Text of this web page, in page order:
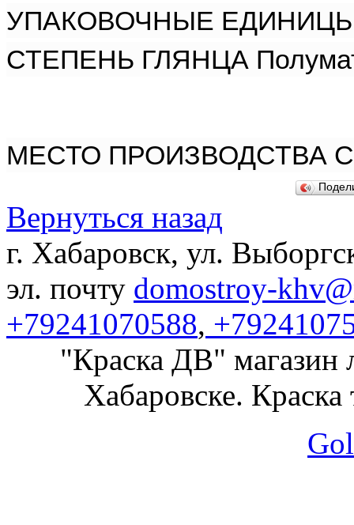
УПАКОВОЧНЫЕ ЕДИНИЦЫ
СТЕПЕНЬ ГЛЯНЦА
МЕСТО ПРОИЗВОДСТВА
Вернуться назад
г. Хабаровск, ул.
эл. почту domostroy-
+79241070588,
"Краска ДВ" магазин
Хабаровске. Краска